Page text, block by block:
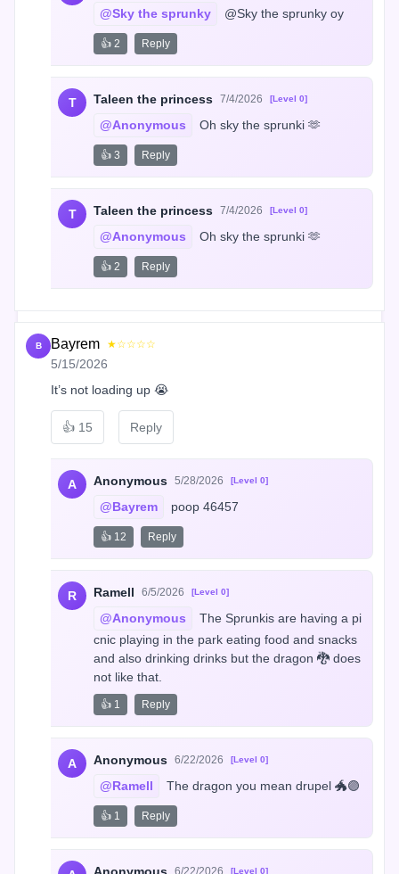
@Sky the sprunky @Sky the sprunky oy
👍 2 Reply
T Taleen the princess 7/4/2026 [Level 0]
@Anonymous Oh sky the sprunki 🫶
👍 3 Reply
T Taleen the princess 7/4/2026 [Level 0]
@Anonymous Oh sky the sprunki 🫶
👍 2 Reply
B Bayrem ★☆☆☆☆
5/15/2026
It’s not loading up 😭
👍 15 Reply
A Anonymous 5/28/2026 [Level 0]
@Bayrem poop 46457
👍 12 Reply
R Ramell 6/5/2026 [Level 0]
@Anonymous
The Sprunkis are having a pi
cnic playing in the park eating food and snacks
and also drinking drinks but the dragon 🐉 does
not like that.
👍 1 Reply
A Anonymous 6/22/2026 [Level 0]
@Ramell The dragon you mean drupel 🐲🟣
👍 1 Reply
[Level 0]